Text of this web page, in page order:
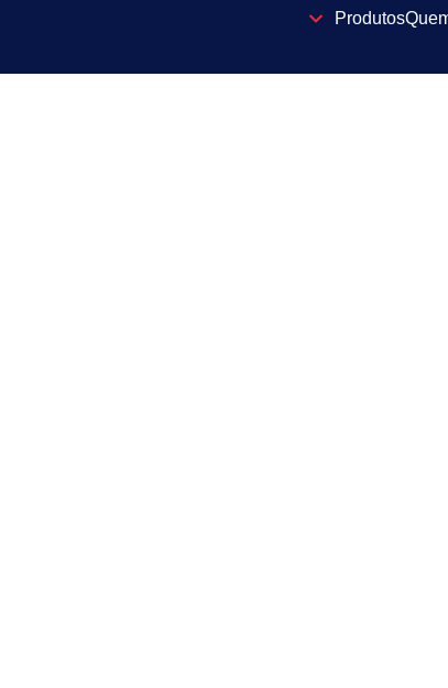
Produtos